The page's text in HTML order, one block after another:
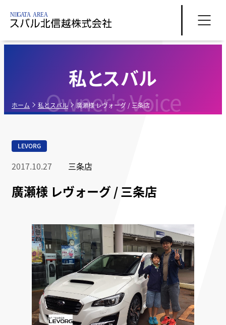
Owner's Voice
私とスバル
ホーム 私とスバル 廣瀬様 レヴォーグ / 三条店
LEVORG
2017.10.27 三条店
廣瀬様 レヴォーグ / 三条店